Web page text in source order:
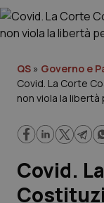
Governo e
Regioni e Asl
Lavoro e
Scienza e
QS » Governo e
Covid. La Corte
non viola la libertà
Covid.